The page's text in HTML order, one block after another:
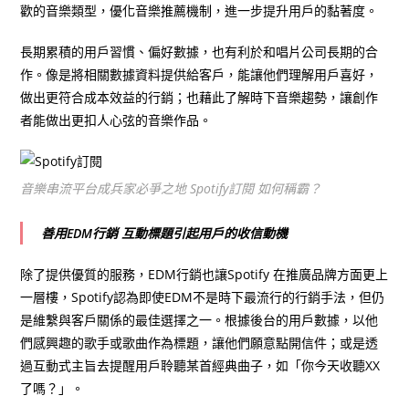
歡的音樂類型，優化音樂推薦機制，進一步提升用戶的黏著度。
長期累積的用戶習慣、偏好數據，也有利於和唱片公司長期的合
作。像是將相關數據資料提供給客戶，能讓他們理解用戶喜好，
做出更符合成本效益的行銷；也藉此了解時下音樂趨勢，讓創作
者能做出更扣人心弦的音樂作品。
音樂串流平台成兵家必爭之地 Spotify訂閱 如何稱霸？
善用EDM行銷 互動標題引起用戶的收信動機
除了提供優質的服務，EDM行銷也讓Spotify 在推廣品牌方面更上
一層樓，Spotify認為即使EDM不是時下最流行的行銷手法，但仍
是維繫與客戶關係的最佳選擇之一。根據後台的用戶數據，以他
們感興趣的歌手或歌曲作為標題，讓他們願意點開信件；或是透
過互動式主旨去提醒用戶聆聽某首經典曲子，如「你今天收聽XX
了嗎？」。